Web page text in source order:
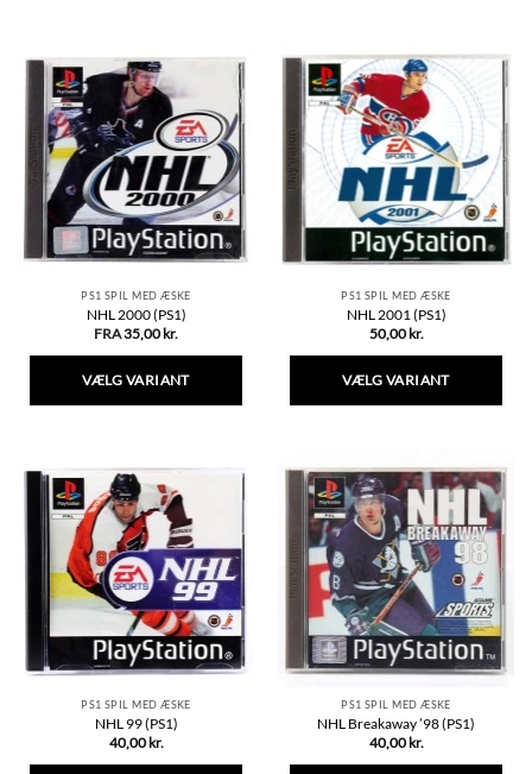
flere
varianter.
Mulighederne
kan
vælges
på
varesiden
har
flere
varianter.
Mulighederne
kan
vælges
på
varesiden
PS1 SPIL MED ÆSKE
NHL 2000 (PS1)
FRA35,00 kr.
VÆLG VARIANT
flere
varianter.
Mulighederne
kan
vælges
på
varesiden
PS1 SPIL MED ÆSKE
NHL 2001 (PS1)
50,00 kr.
VÆLG VARIANT
flere
varianter.
Mulighederne
kan
vælges
på
varesiden
PS1 SPIL MED ÆSKE
NHL 99 (PS1)
40,00 kr.
PS1 SPIL MED ÆSKE
NHL Breakaway ’98 (PS1)
40,00 kr.